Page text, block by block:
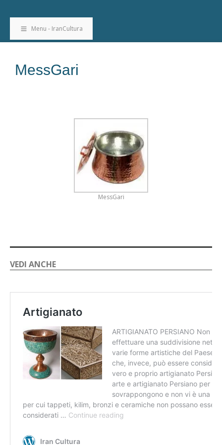
Menu - IranCultura
MessGari
MessGari
VEDI ANCHE